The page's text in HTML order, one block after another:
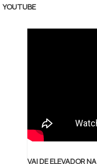
YOUTUBE
VAI DE ELEVADOR